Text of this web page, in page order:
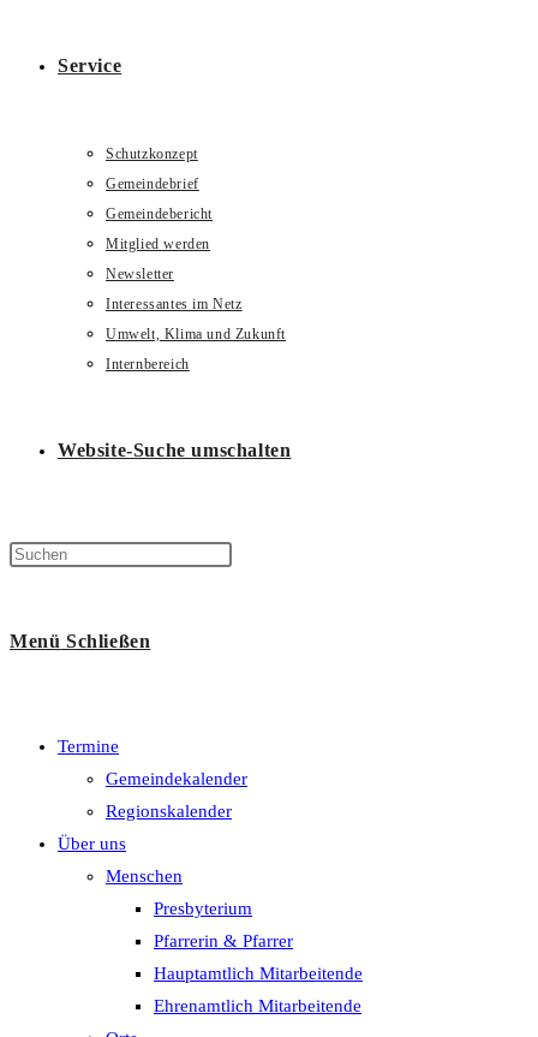
Service
Schutzkonzept
Gemeindebrief
Gemeindebericht
Mitglied werden
Newsletter
Interessantes im Netz
Umwelt, Klima und Zukunft
Internbereich
Website-Suche umschalten
Menü Schließen
Termine
Gemeindekalender
Regionskalender
Über uns
Menschen
Presbyterium
Pfarrerin & Pfarrer
Hauptamtlich Mitarbeitende
Ehrenamtlich Mitarbeitende